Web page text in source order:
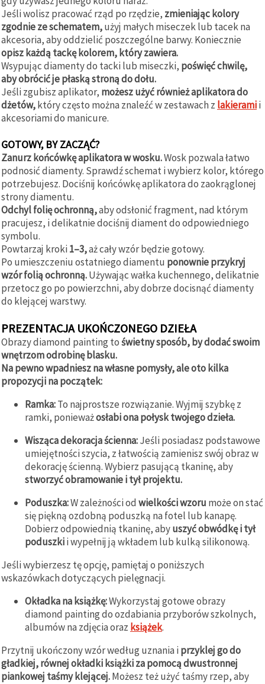
Jeśli wolisz pracować rząd po rzędzie, zmieniając kolory
zgodnie ze schematem,użyj małych miseczek lub tacek na
akcesoria, aby oddzielić poszczególne barwy. Koniecznie
opisz każdą tackę kolorem, który zawiera.
Wsypując diamenty do tacki lub miseczki, poświęć chwilę,
aby obrócić je płaską stroną do dołu.
Jeśli zgubisz aplikator, możesz użyć również aplikatora do
dżetów,który często można znaleźć w zestawach z lakieramii
akcesoriami do manicure.
GOTOWY, BY ZACZĄĆ?
Zanurz końcówkę aplikatora w wosku.Wosk pozwala łatwo
podnosić diamenty. Sprawdź schemat i wybierz kolor, którego
potrzebujesz. Dociśnij końcówkę aplikatora do zaokrąglonej
strony diamentu.
Odchyl folię ochronną,aby odsłonić fragment, nad którym
pracujesz, i delikatnie dociśnij diament do odpowiedniego
symbolu.
Powtarzaj kroki 1–3,aż cały wzór będzie gotowy.
Po umieszczeniu ostatniego diamentu ponownie przykryj
wzór folią ochronną.Używając wałka kuchennego, delikatnie
przetocz go po powierzchni, aby dobrze docisnąć diamenty
do klejącej warstwy.
PREZENTACJA UKOŃCZONEGO DZIEŁA
Obrazy diamond painting toświetny sposób, by dodać swoim
wnętrzom odrobinę blasku.
Na pewno wpadniesz na własne pomysły, ale oto kilka
propozycji na początek:
Ramka:To najprostsze rozwiązanie. Wyjmij szybkę z
ramki, ponieważosłabi ona połysk twojego dzieła.
Wisząca dekoracja ścienna:Jeśli posiadasz podstawowe
umiejętności szycia, z łatwością zamienisz swój obraz w
dekorację ścienną. Wybierz pasującą tkaninę, aby
stworzyć obramowanie i tył projektu.
Poduszka:W zależności od wielkości wzoru może on stać
się piękną ozdobną poduszką na fotel lub kanapę.
Dobierz odpowiednią tkaninę, abyuszyć obwódkę i tył
poduszkii wypełnij ją wkładem lub kulką silikonową.
Jeśli wybierzesz tę opcję, pamiętaj o poniższych
wskazówkach dotyczących pielęgnacji.
Okładka na książkę:Wykorzystaj gotowe obrazy
diamond painting do ozdabiania przyborów szkolnych,
albumów na zdjęcia oraz książek.
Przytnij ukończony wzór według uznania i przyklej go do
gładkiej, równej okładki książki za pomocą dwustronnej
piankowej taśmy klejącej.Możesz też użyć taśmy rzep, aby